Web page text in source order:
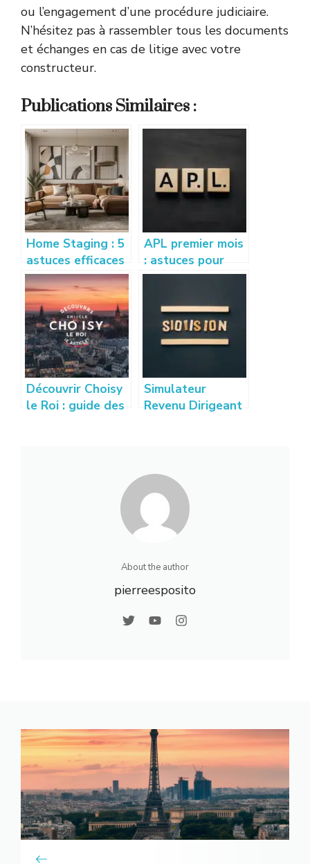
ou l’engagement d’une procédure judiciaire.
N’hésitez pas à rassembler tous les documents
et échanges en cas de litige avec votre
constructeur.
Publications Similaires :
Home Staging : 5
astuces efficaces
pour vendre son
appartement
rapidement
APL premier mois
: astuces pour
bien calculer et
droits
Découvrir Choisy
le Roi : guide des
Simulateur
Revenu Dirigeant
entreprise-
france.com
About the author
pierreesposito